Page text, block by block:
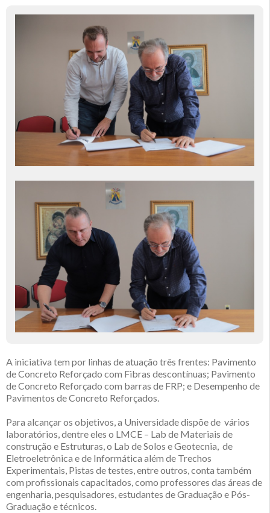
A iniciativa tem por linhas de atuação três frentes: Pavimento
de Concreto Reforçado com Fibras descontínuas; Pavimento
de Concreto Reforçado com barras de FRP; e Desempenho de
Pavimentos de Concreto Reforçados.
Para alcançar os objetivos, a Universidade dispõe de vários
laboratórios, dentre eles o LMCE – Lab de Materiais de
construção e Estruturas, o Lab de Solos e Geotecnia, de
Eletroeletrônica e de Informática além de Trechos
Experimentais, Pistas de testes, entre outros, conta também
com profissionais capacitados, como professores das áreas de
engenharia, pesquisadores, estudantes de Graduação e Pós-
Graduação e técnicos.